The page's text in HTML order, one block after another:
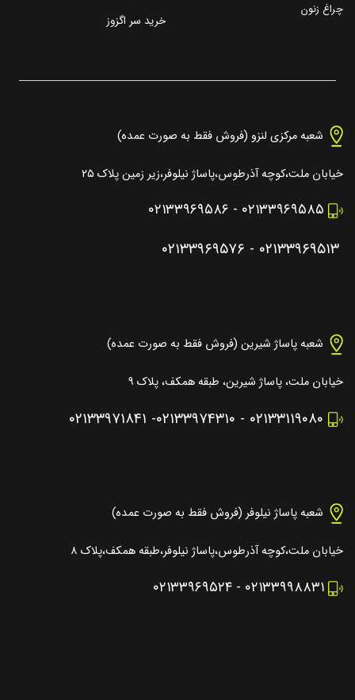
چراغ زنون
خرید سر اگزوز
شعبه مرکزی لنزو (فروش فقط به صورت عمده)
خیابان ملت،کوچه آذرطوس،پاساژ نیلوفر،زیر زمین پلاک ۲۵
۰۲۱۳۳۹۶۹۵۸۵ - ۰۲۱۳۳۹۶۹۵۸۶
۰۲۱۳۳۹۶۹۵۱۳ - ۰۲۱۳۳۹۶۹۵۷۶
شعبه پاساژ شیرین (فروش فقط به صورت عمده)
خیابان ملت، پاساژ شیرین، طبقه همکف، پلاک ۹
۰۲۱۳۳۱۱۹۰۸۰ - ۰۲۱۳۳۹۷۴۳۱۰- ۰۲۱۳۳۹۷۱۸۴۱
شعبه پاساژ نیلوفر (فروش فقط به صورت عمده)
خیابان ملت،کوچه آذرطوس،پاساژ نیلوفر،طبقه همکف،پلاک ۸
۰۲۱۳۳۹۹۸۸۳۱ - ۰۲۱۳۳۹۶۹۵۲۴